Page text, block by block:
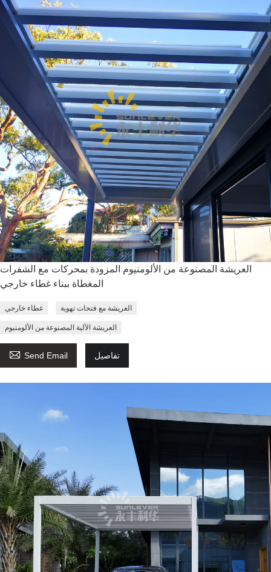
العريشة المصنوعة من الألومنيوم المزودة بمحركات مع الشفرات
المغطاة ببناء غطاء خارجي
غطاء خارجي العريشة مع فتحات تهوية
العريشة الآلية المصنوعة من الألومنيوم
 Send Email تفاصيل